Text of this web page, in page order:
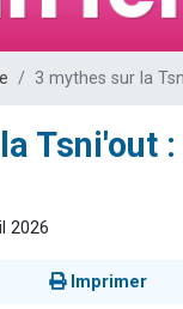
Il reste
3 personnes
2
2
6
3 mythes sur la
Tsni'out
2026
Imprimer